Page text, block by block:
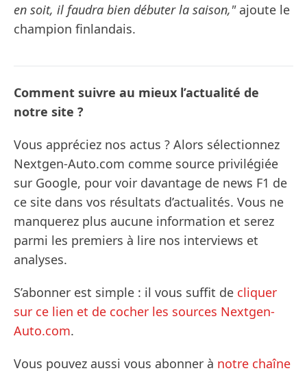
en soit, il faudra bien débuter la saison,"ajoute le
champion finlandais.
Comment suivre au mieux l’actualité de
notre site ?
Vous appréciez nos actus ? Alors sélectionnez
Nextgen-Auto.com comme source privilégiée
sur Google, pour voir davantage de news F1 de
ce site dans vos résultats d’actualités. Vous ne
manquerez plus aucune information et serez
parmi les premiers à lire nos interviews et
analyses.
S’abonner est simple : il vous suffit de cliquer
sur ce lien et de cocher les sources Nextgen-
Auto.com.
Vous pouvez aussi vous abonner à notre chaîne